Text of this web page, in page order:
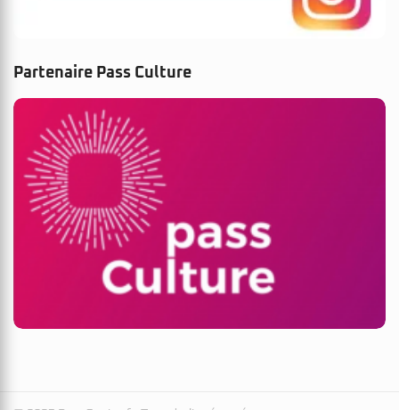
Partenaire Pass Culture